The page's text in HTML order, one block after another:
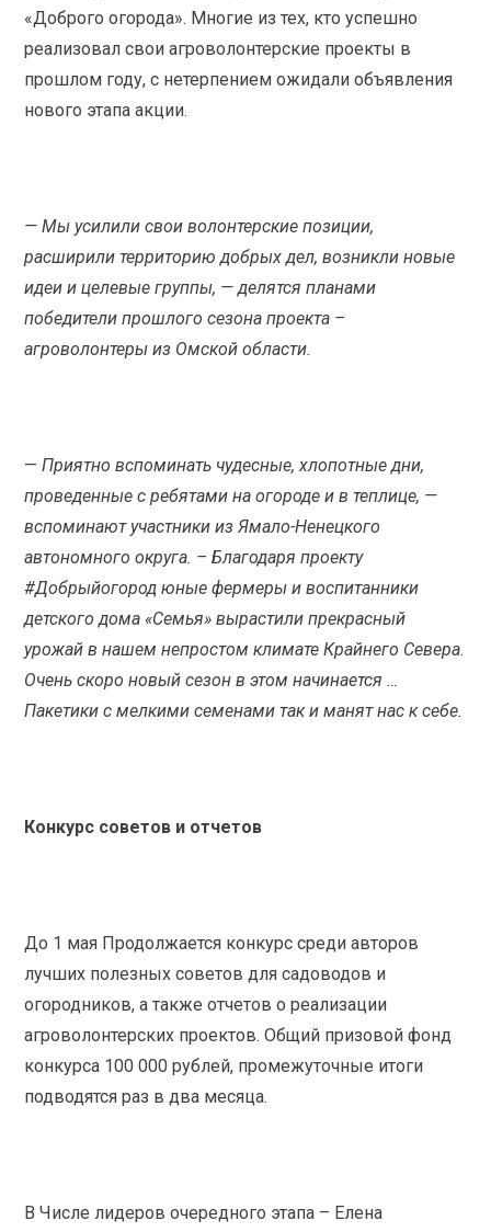
«Доброго огорода». Многие из тех, кто успешно
реализовал свои агроволонтерские проекты в
прошлом году, с нетерпением ожидали объявления
нового этапа акции.
— Мы усилили свои волонтерские позиции,
расширили территорию добрых дел, возникли новые
идеи и целевые группы, — делятся планами
победители прошлого сезона проекта –
агроволонтеры из Омской области.
—Приятно вспоминать чудесные, хлопотные дни,
проведенные с ребятами на огороде и в теплице, —
вспоминают участники из Ямало-Ненецкого
автономного округа. – Благодаря проекту
#Добрыйогород юные фермеры и воспитанники
детского дома «Семья» вырастили прекрасный
урожай в нашем непростом климате Крайнего Севера.
Очень скоро новый сезон в этом начинается …
Пакетики с мелкими семенами так и манят нас к себе.
Конкурс советов и отчетов
До 1 мая Продолжается конкурс среди авторов
лучших полезных советов для садоводов и
огородников, а также отчетов о реализации
агроволонтерских проектов. Общий призовой фонд
конкурса 100 000 рублей, промежуточные итоги
подводятся раз в два месяца.
В Числе лидеров очередного этапа – Елена